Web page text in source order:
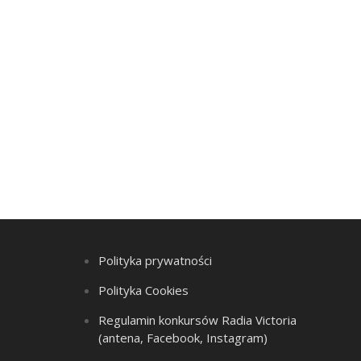
Polityka prywatności
Polityka Cookies
Regulamin konkursów Radia Victoria
(antena, Facebook, Instagram)